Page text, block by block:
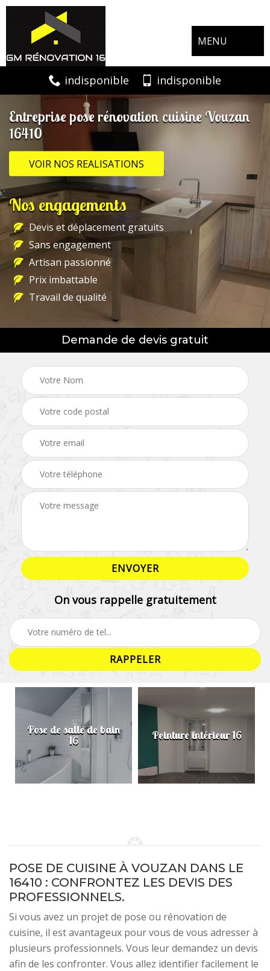
MENU
indisponible indisponible
Entreprise pose rénovation cuisine Vouzan
16410
VOIR NOS REALISATIONS
Nos engagements
Devis et déplacement gratuits
Sans engagement
Artisan passionné
Prix imbattable
Travail de qualité
Demande de devis gratuit
On vous rappelle gratuitement
Pose de salle de bain
16 Peinture intérieur 16
POSE DE CUISINE À VOUZAN DANS LE
16410 : CONFRONTEZ LES DEVIS DES
PROFESSIONNELS.
Si vous avez un projet de pose ou rénovation de
cuisine, il est avantageux pour vous de vous adresser à
plusieurs professionnels. Vous leur demandez un devis
afin de les confronter. Vous allez identifier facilement le